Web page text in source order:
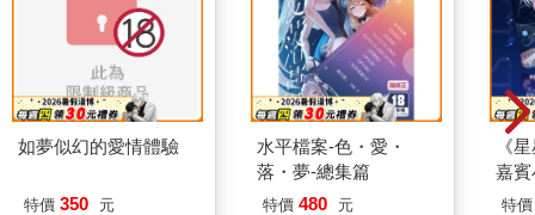
對象是北京社會經濟菁英階層的學生、家長以及老師。我對二十
八名菁英學生進行的追蹤調查是從他們高二和高三開始，調查時
間長達七年（二〇一二年至二〇一九年）。我記錄他們在人生重
要轉折的生命軌跡，從中學到大學畢業，再進入研究所，或者進
入中國、美國、歐洲和世界各地的職場。
我認為中國的年輕菁英之所以能夠在全球的菁英大賽中攻城掠
地，是因為他們懂得如何成為「學神」，而所謂的學神就是表現
特別優異的學生。然而，會讀書並非學神唯一的特色。學神之所
如夢似幻的愛情體驗
特價 350 元
水平檔案-色・愛・
落・夢-總集篇
特價 480 元
《
嘉
特價